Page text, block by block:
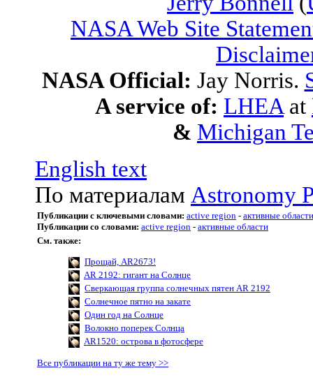
NASA Web Site
NASA Official: Jay Norris.
A service of: LHEA at
& Michigan
English text
По материалам Astronomy
Публикации с ключевыми словами: active region - активные области
Публикации со словами: active region - активные области
См. также:
Прощай, AR2673!
AR 2192: гигант на Солнце
Сверкающая группа солнечных пятен AR 2192
Солнечное пятно на закате
Один год на Солнце
Волокно поперек Солнца
AR1520: острова в фотосфере
Все публикации на ту же тему >>